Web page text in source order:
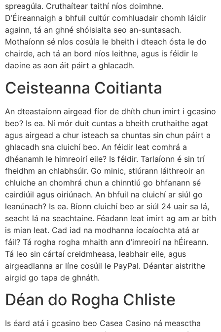
spreagúla. Cruthaítear taithí níos doimhne.
D’Éireannaigh a bhfuil cultúr comhluadair chomh láidir
againn, tá an ghné shóisialta seo an-suntasach.
Mothaíonn sé níos cosúla le bheith i dteach ósta le do
chairde, ach tá an bord níos leithne, agus is féidir le
daoine as aon áit páirt a ghlacadh.
Ceisteanna Coitianta
An dteastaíonn airgead fíor de dhíth chun imirt i gcasino
beo? Is ea. Ní mór duit cuntas a bheith cruthaithe agat
agus airgead a chur isteach sa chuntas sin chun páirt a
ghlacadh sna cluichí beo. An féidir leat comhrá a
dhéanamh le himreoirí eile? Is féidir. Tarlaíonn é sin trí
fheidhm an chlabhsúir. Go minic, stiúrann láithreoir an
chluiche an chomhrá chun a chinntiú go bhfanann sé
cairdiúil agus oiriúnach. An bhfuil na cluichí ar siúl go
leanúnach? Is ea. Bíonn cluichí beo ar siúl 24 uair sa lá,
seacht lá na seachtaine. Féadann leat imirt ag am ar bith
is mian leat. Cad iad na modhanna íocaíochta atá ar
fáil? Tá rogha rogha mhaith ann d’imreoirí na hÉireann.
Tá leo sin cártaí creidmheasa, leabhair eile, agus
airgeadlanna ar líne cosúil le PayPal. Déantar aistrithe
airgid go tapa de ghnáth.
Déan do Rogha Chliste
Is éard atá i gcasino beo Casea Casino ná measctha